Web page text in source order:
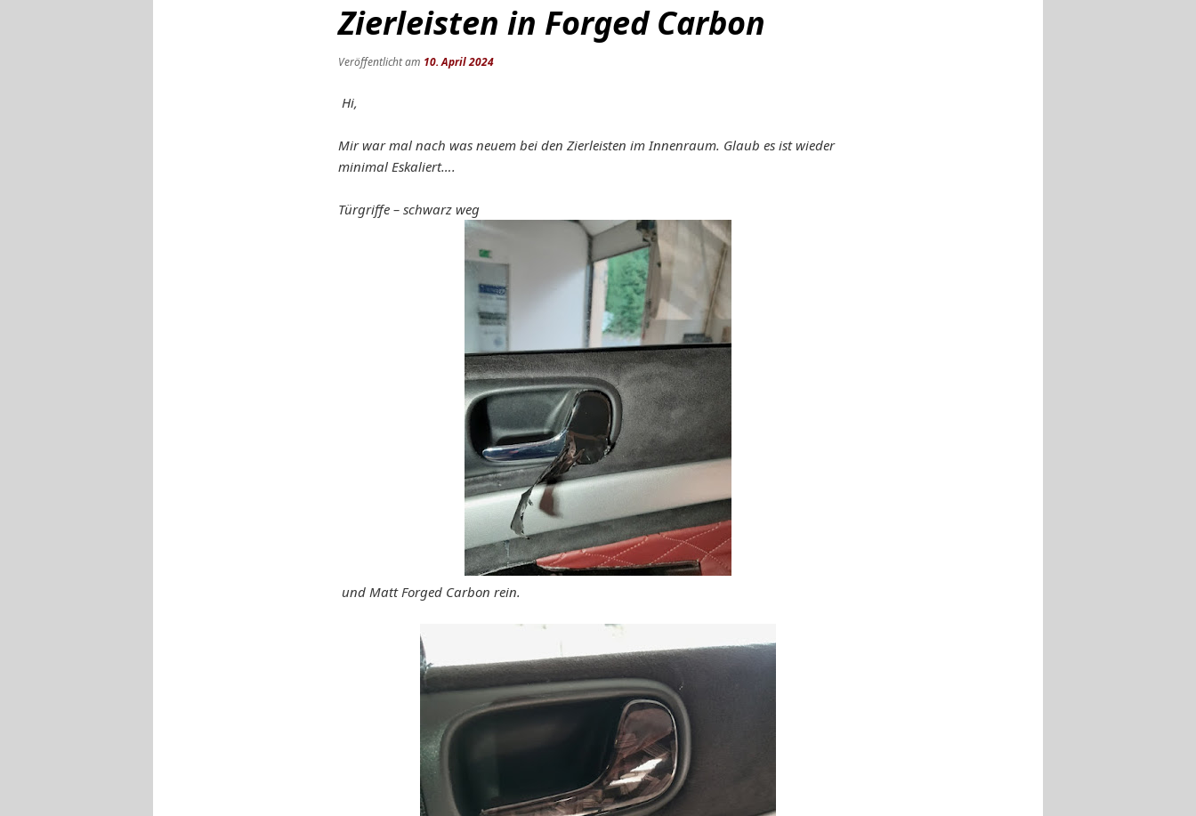
Zierleisten in Forged Carbon
Veröffentlicht am 10. April 2024
Hi,
Mir war mal nach was neuem bei den Zierleisten im Innenraum. Glaub es ist wieder
minimal Eskaliert….
Türgriffe – schwarz weg
und Matt Forged Carbon rein.